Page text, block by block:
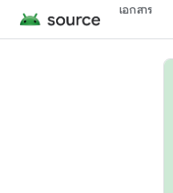
เอกสาร